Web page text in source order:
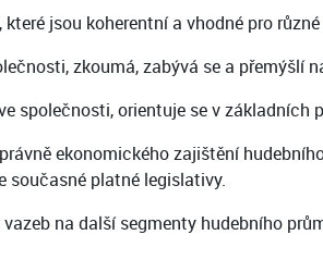
jsou koherentní a vhodné pro
zkoumá, zabývá se a
společnosti, orientuje se v
ekonomického zajištění
současné platné legislativy.
na další segmenty hudebního